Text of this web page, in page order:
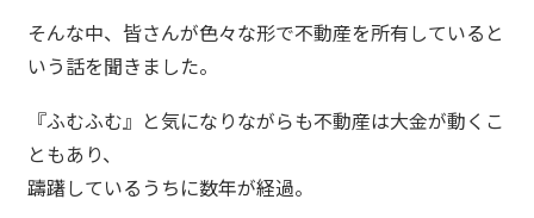
そんな中、皆さんが色々な形で不動産を所有していると
いう話を聞きました。
『ふむふむ』と気になりながらも不動産は大金が動くこ
ともあり、
躊躇しているうちに数年が経過。